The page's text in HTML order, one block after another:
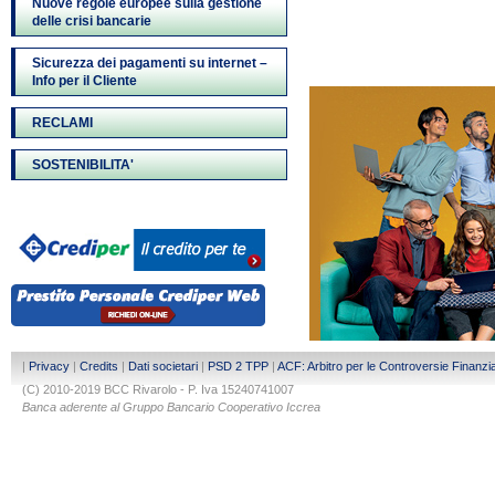
Nuove regole europee sulla gestione
delle crisi bancarie
Sicurezza dei pagamenti su internet –
Info per il Cliente
RECLAMI
SOSTENIBILITA'
Privacy Credits Dati societari PSD 2 TPP
ACF: Arbitro per le Controversie
(C) 2010-2019 BCC Rivarolo - P. Iva 15240741007
Banca aderente al Gruppo Bancario Cooperativo Iccrea